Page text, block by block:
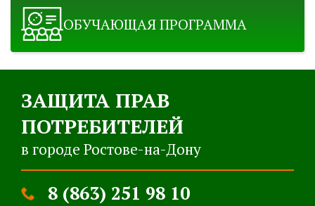
ОБУЧАЮЩАЯ ПРОГРАММА
ЗАЩИТА ПРАВ
ПОТРЕБИТЕЛЕЙ
в городе Ростове-на-Дону
8 (863) 251 98 10